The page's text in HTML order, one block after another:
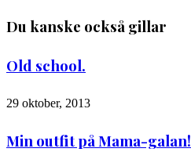
Du kanske också gillar
Old school.
29 oktober, 2013
Min outfit på Mama-galan!